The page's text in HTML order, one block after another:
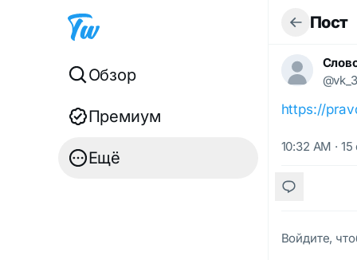
Обзор
Премиум
Ещё
Пост
https://
10:32 AM ·
Войдите,